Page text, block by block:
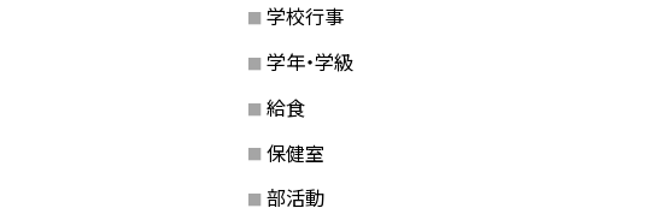
学校行事
学年・学級
給食
保健室
部活動